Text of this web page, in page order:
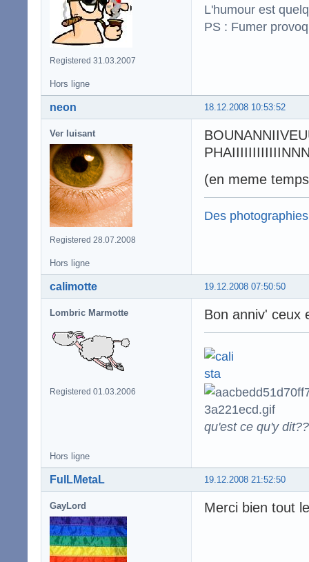
Registered 31.03.2007
L'humour est
PS : Fumer
Hors ligne
18.12.2008 10:53:52
neon
Ver luisant
Registered 28.07.2008
(en meme
Des
Hors ligne
19.12.2008 07:50:50
calimotte
Lombric Marmotte
Registered 01.03.2006
Bon anniv' ceux
qu'est ce qu'y
Hors ligne
19.12.2008 21:52:50
FulLMetaL
GayLord Merci bien tout